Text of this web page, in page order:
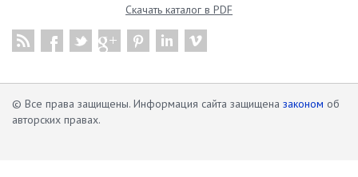
Скачать каталог в PDF
© Все права защищены. Информация сайта защищена законом об
авторских правах.